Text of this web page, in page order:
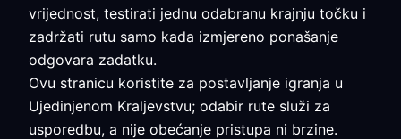
vrijednost, testirati jednu odabranu krajnju točku i
zadržati rutu samo kada izmjereno ponašanje
odgovara zadatku.
Ovu stranicu koristite za postavljanje igranja u
Ujedinjenom Kraljevstvu; odabir rute služi za
usporedbu, a nije obećanje pristupa ni brzine.